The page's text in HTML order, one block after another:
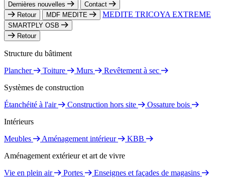
Dernières nouvelles
Contact
Retour
MDF MEDITE MEDITE TRICOYA EXTREME
SMARTPLY OSB
Retour
Structure du bâtiment
Plancher
Toiture Murs
Revêtement à sec
Systèmes de construction
Étanchéité à l'air
Construction hors site
Ossature bois
Intérieurs
Meubles
Aménagement intérieur
KBB
Aménagement extérieur et art de vivre
Vie en plein air
Portes
Enseignes et façades de magasins